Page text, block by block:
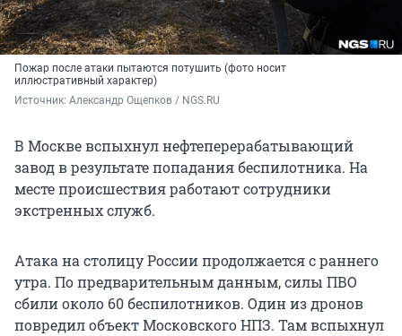
Пожар после атаки пытаются потушить (фото носит
иллюстративный характер)
Источник: Александр Ощепков / NGS.RU
В Москве вспыхнул нефтеперерабатывающий
завод в результате попадания беспилотника. На
месте происшествия работают сотрудники
экстренных служб.
Атака на столицу России продолжается с раннего
утра. По предварительным данным, силы ПВО
сбили около 60 беспилотников. Один из дронов
повредил объект Московского НПЗ. Там вспыхнул